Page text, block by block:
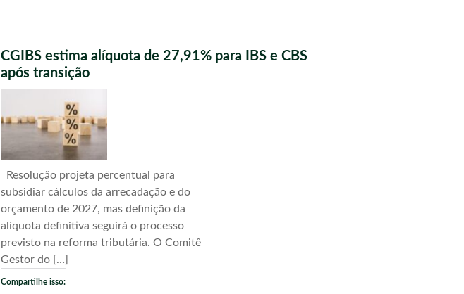
CGIBS estima alíquota de 27,91% para IBS e CBS
após transição
Resolução projeta percentual para
subsidiar cálculos da arrecadação e do
orçamento de 2027, mas definição da
alíquota definitiva seguirá o processo
previsto na reforma tributária. O Comitê
Gestor do […]
Compartilhe isso: